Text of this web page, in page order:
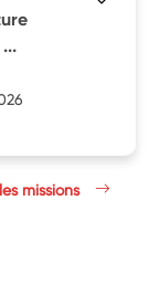
missions